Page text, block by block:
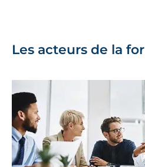
Les acteurs de la